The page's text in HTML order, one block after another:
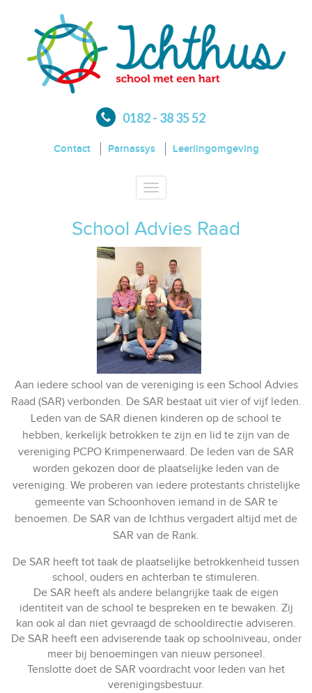
0182 - 38 35 52
Contact Parnassys Leerlingomgeving
Toggle
navigation
School Advies Raad
Aan iedere school van de vereniging is een School Advies
Raad (SAR) verbonden. De SAR bestaat uit vier of vijf leden.
Leden van de SAR dienen kinderen op de school te
hebben, kerkelijk betrokken te zijn en lid te zijn van de
vereniging PCPO Krimpenerwaard. De leden van de SAR
worden gekozen door de plaatselijke leden van de
vereniging. We proberen van iedere protestants christelijke
gemeente van Schoonhoven iemand in de SAR te
benoemen. De SAR van de Ichthus vergadert altijd met de
SAR van de Rank.
De SAR heeft tot taak de plaatselijke betrokkenheid tussen
school, ouders en achterban te stimuleren.
De SAR heeft als andere belangrijke taak de eigen
identiteit van de school te bespreken en te bewaken. Zij
kan ook al dan niet gevraagd de schooldirectie adviseren.
De SAR heeft een adviserende taak op schoolniveau, onder
meer bij benoemingen van nieuw personeel.
Tenslotte doet de SAR voordracht voor leden van het
verenigingsbestuur.